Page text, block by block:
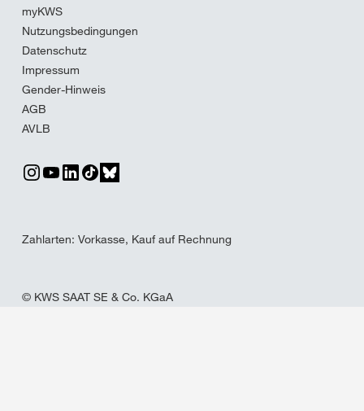
myKWS
Nutzungsbedingungen
Datenschutz
Impressum
Gender-Hinweis
AGB
AVLB
Zahlarten: Vorkasse, Kauf auf Rechnung
© KWS SAAT SE & Co. KGaA